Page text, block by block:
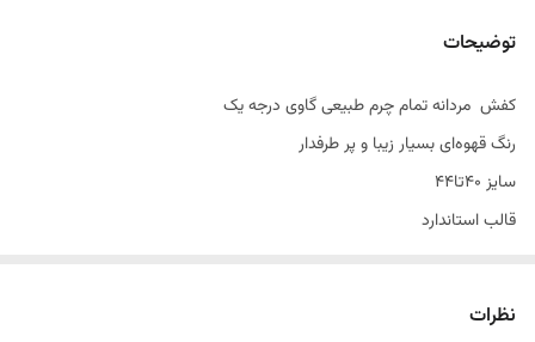
توضیحات
کفش مردانه تمام چرم طبیعی گاوی درجه یک
رنگ قهوه‌ای بسیار زیبا و پر طرفدار
سایز ۴۰تا۴۴
قالب استاندارد
نظرات